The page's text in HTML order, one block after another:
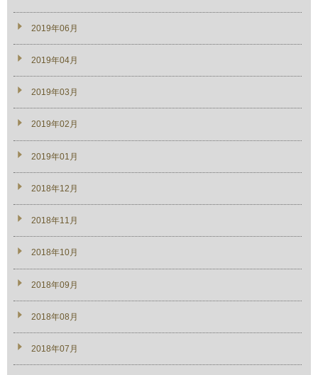
2019年06月
2019年04月
2019年03月
2019年02月
2019年01月
2018年12月
2018年11月
2018年10月
2018年09月
2018年08月
2018年07月